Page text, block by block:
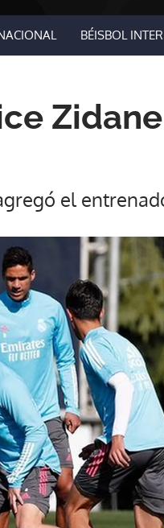
BÉISBOL
el